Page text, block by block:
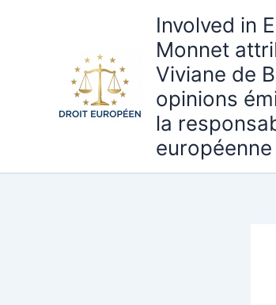
Involved in
Monnet
Viviane de
opinions
la
européenne